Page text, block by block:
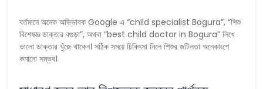
বর্তমানে অনেক অভিভাবক Google এ “child specialist Bogura”, “শিশু
বিশেষজ্ঞ ডাক্তার বগুড়া”, অথবা “best child doctor in Bogura” লিখে
ভালো ডাক্তার খুঁজে থাকেন। সঠিক সময়ে চিকিৎসা নিলে শিশুর জটিলতা অনেকাংশে
কমানো সম্ভব।